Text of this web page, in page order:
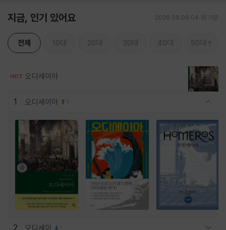
지금, 인기 있어요 2026.08.09 04:16 기준
전체 10대 20대 30대 40대 50대
HOT 오디세이아
1 오디세이아 1
2 오디세이 1